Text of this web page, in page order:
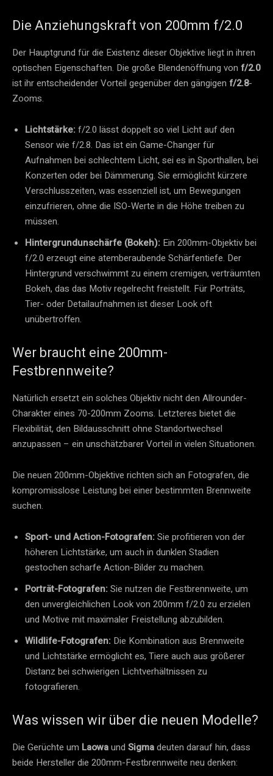
Die Anziehungskraft von 200mm f/2.0
Der Hauptgrund für die Existenz dieser Objektive liegt in ihren
optischen Eigenschaften. Die große Blendenöffnung von f/2.0
ist ihr entscheidender Vorteil gegenüber den gängigen f/2.8-
Zooms.
Lichtstärke:f/2.0 lässt doppelt so viel Licht auf den
Sensor wie f/2.8. Das ist ein Game-Changer für
Aufnahmen bei schlechtem Licht, sei es in Sporthallen, bei
Konzerten oder bei Dämmerung. Sie ermöglicht kürzere
Verschlusszeiten, was essenziell ist, um Bewegungen
einzufrieren, ohne die ISO-Werte in die Höhe treiben zu
müssen.
Hintergrundunschärfe (Bokeh): Ein 200mm-Objektiv bei
f/2.0 erzeugt eine atemberaubende Schärfentiefe. Der
Hintergrund verschwimmt zu einem cremigen, verträumten
Bokeh, das das Motiv regelrecht freistellt. Für Porträts,
Tier- oder Detailaufnahmen ist dieser Look oft
unübertroffen.
Wer braucht eine 200mm-
Festbrennweite?
Natürlich ersetzt ein solches Objektiv nicht den Allrounder-
Charakter eines 70-200mm Zooms. Letzteres bietet die
Flexibilität, den Bildausschnitt ohne Standortwechsel
anzupassen – ein unschätzbarer Vorteil in vielen Situationen.
Die neuen 200mm-Objektive richten sich an Fotografen, die
kompromisslose Leistung bei einer bestimmten Brennweite
suchen.
Sport- und Action-Fotografen:Sie profitieren von der
höheren Lichtstärke, um auch in dunklen Stadien
gestochen scharfe Action-Bilder zu machen.
Porträt-Fotografen:Sie nutzen die Festbrennweite, um
den unvergleichlichen Look von 200mm f/2.0 zu erzielen
und Motive mit maximaler Freistellung abzubilden.
Wildlife-Fotografen: Die Kombination aus Brennweite
und Lichtstärke ermöglicht es, Tiere auch aus größerer
Distanz bei schwierigen Lichtverhältnissen zu
fotografieren.
Was wissen wir über die neuen Modelle?
Die Gerüchte um Laowaund Sigmadeuten darauf hin, dass
beide Hersteller die 200mm-Festbrennweite neu denken: